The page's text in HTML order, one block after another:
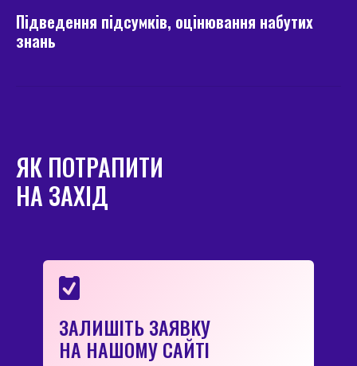
Підведення підсумків, оцінювання набутих
знань
ЯК ПОТРАПИТИ
НА ЗАХІД
ЗАЛИШІТЬ ЗАЯВКУ
НА НАШОМУ САЙТІ